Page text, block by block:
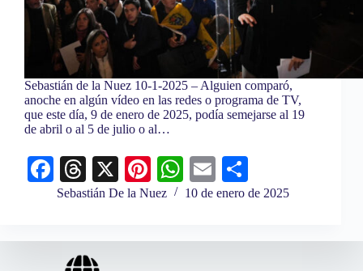
Sebastián de la Nuez 10-1-2025 – Alguien comparó,
anoche en algún vídeo en las redes o programa de TV,
que este día, 9 de enero de 2025, podía semejarse al 19
de abril o al 5 de julio o al…
Fa
ce
ok
T
hr
ds
X
Pi
nt
es
W
ha
A
E
m o
pa
Sebastián De la Nuez 10 de enero de 2025